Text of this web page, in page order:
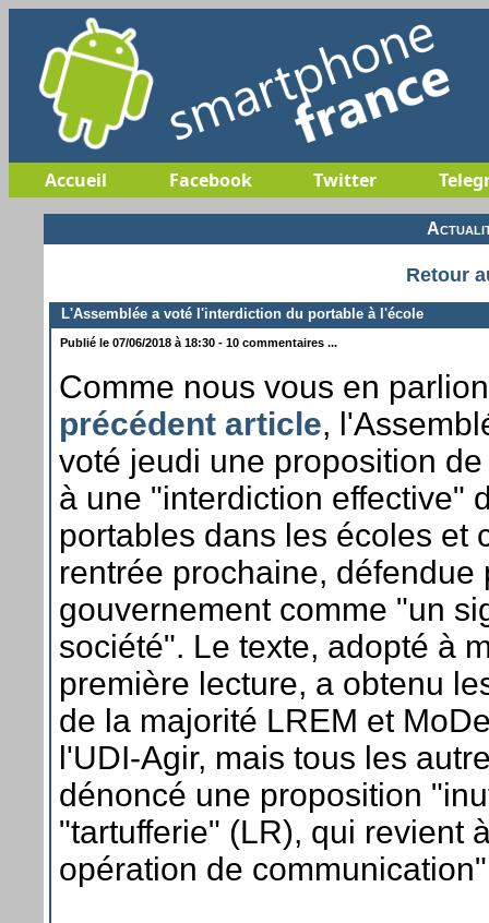
Accueil Facebook Twitter
Retour
L'Assemblée a voté l'interdiction du portable à l'école
Publié le 07/06/2018 à 18:30 - 10 commentaires ...
Comme nous vous en
précédent article,
voté jeudi une proposition
à une "interdiction effective"
portables dans les écoles et
rentrée prochaine, défendue
gouvernement comme "un
société". Le texte, adopté à
première lecture, a obtenu
de la majorité LREM et
l'UDI-Agir, mais tous les
dénoncé une proposition
"tartufferie" (LR), qui revient
opération de